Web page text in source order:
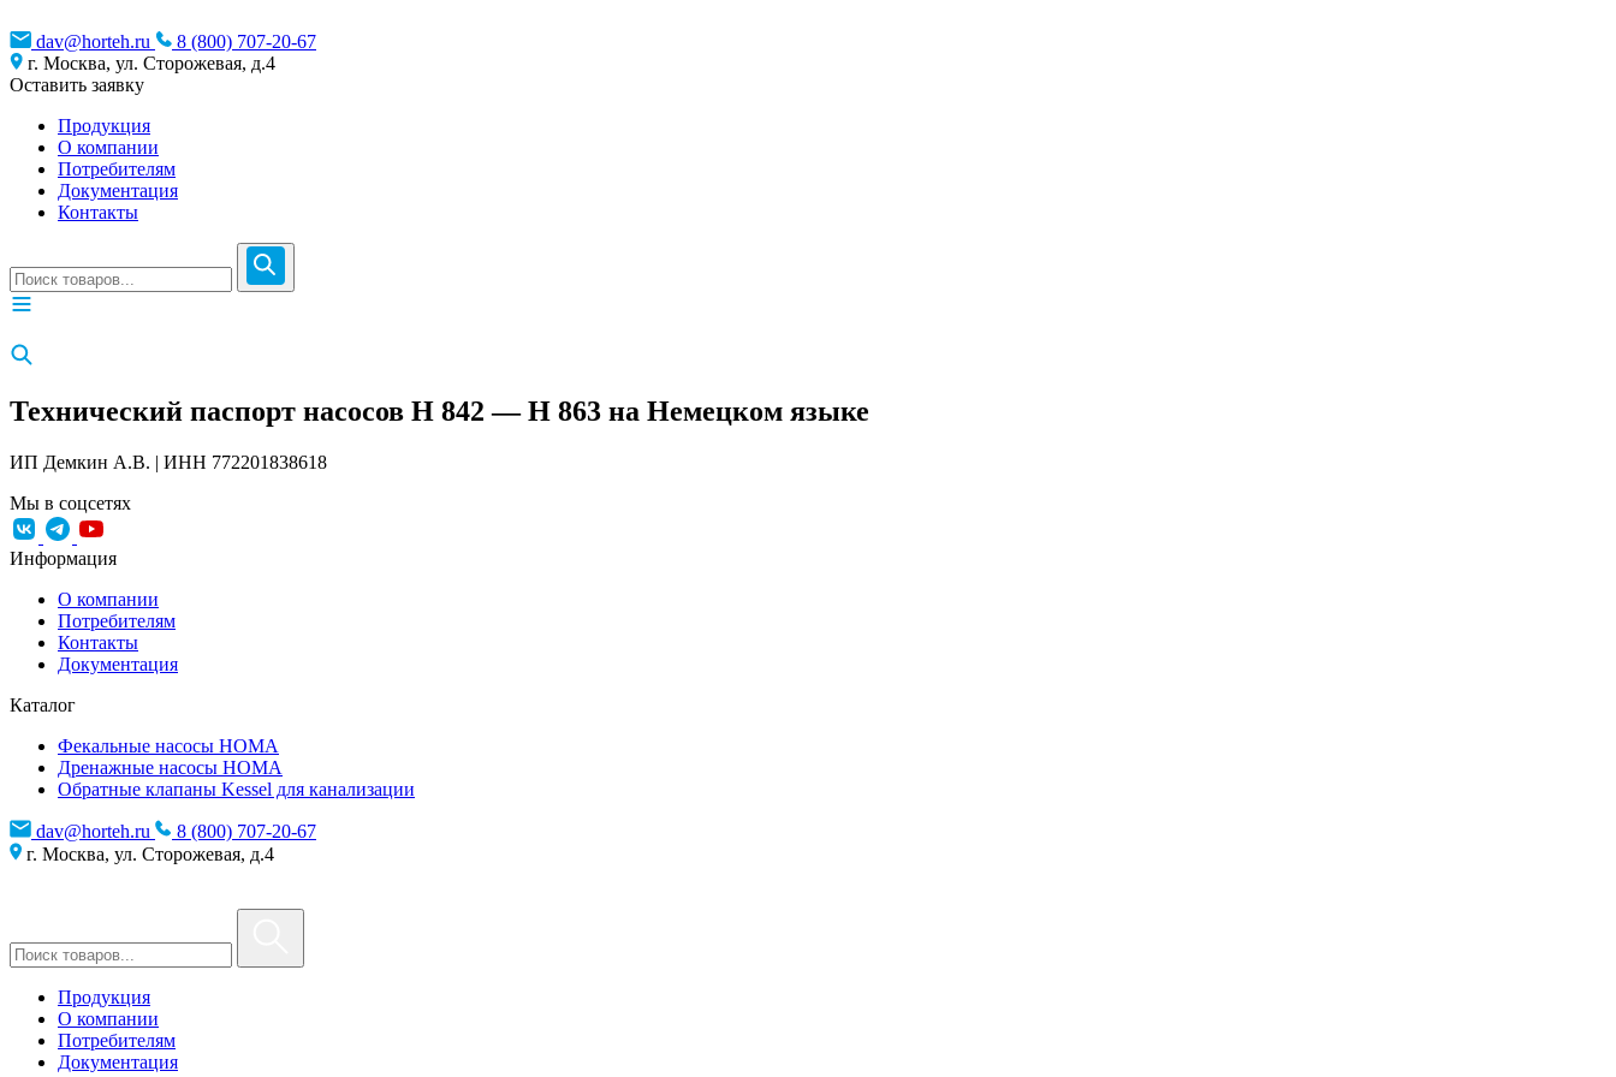
dav@horteh.ru
8 (800) 707-20-67
г. Москва, ул. Сторожевая, д.4
Оставить заявку
Продукция
О компании
Потребителям
Документация
Контакты
Технический паспорт насосов H 842 — H 863 на Немецком языке
ИП Демкин А.В. | ИНН 772201838618
Мы в соцсетях
Информация
О компании
Потребителям
Контакты
Документация
Каталог
Фекальные насосы HOMA
Дренажные насосы HOMA
Обратные клапаны Kessel для канализации
dav@horteh.ru
8 (800) 707-20-67
г. Москва, ул. Сторожевая, д.4
Продукция
О компании
Потребителям
Документация